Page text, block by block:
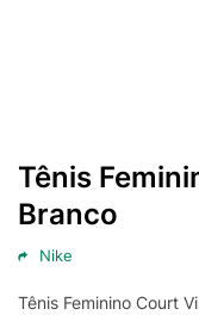
Tênis
Branco
Nike
Tênis Feminino Court